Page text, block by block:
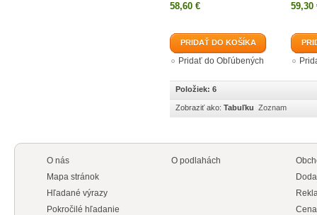
58,60 €
PRIDAŤ DO KOŠÍKA
Pridať do Obľúbených
59,30
Položiek: 6
Zobraziť ako: Tabuľku Zoznam
O nás
Mapa stránok
Hľadané výrazy
Pokročilé hľadanie
O podlahách